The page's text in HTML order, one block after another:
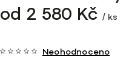
od 2 580 Kč / ks
Neohodnoceno